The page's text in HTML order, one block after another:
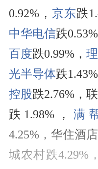
0.92%， 京东跌
中华电信跌0.53%
百度跌0.99%，
光半导体跌1.43%
控股跌2.76%，
跌1.98%， 满
4.25%，华住酒
城农村跌4.29%，